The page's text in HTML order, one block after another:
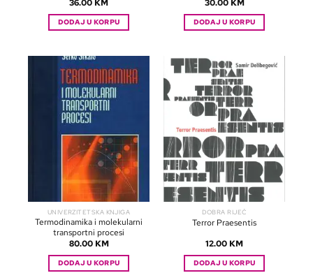
36.00 KM
DODAJ U KORPU
30.00 KM
DODAJ U KORPU
UNIVERZITETSKA KNJIGA
Termodinamika i molekularni
transportni procesi
80.00 KM
DODAJ U KORPU
DOBRA RIJEČ
Terror Praesentis
12.00 KM
DODAJ U KORPU